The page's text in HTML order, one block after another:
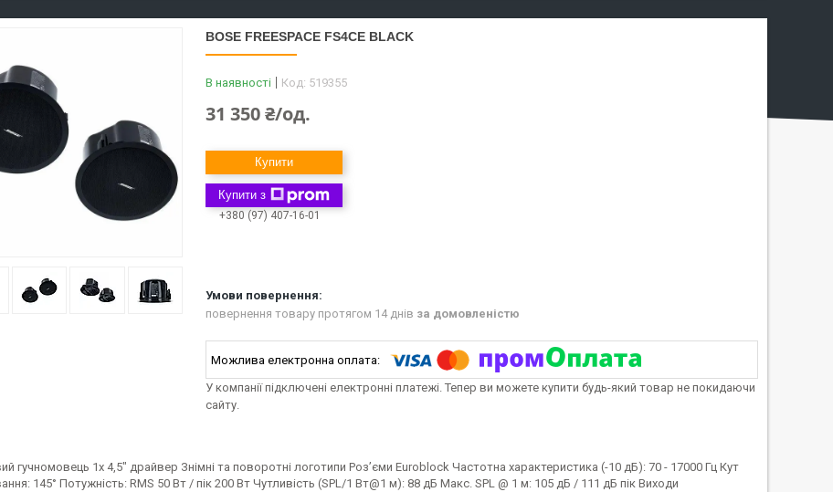
BOSE FREESPACE FS4CE BLACK
В наявності Код: 519355
31 350 ₴/од.
Купити
Купити з
+380 (97) 407-16-01
повернення товару протягом 14 днів за домовленістю
У компанії підключені електронні платежі. Тепер ви можете купити будь-який товар не покидаючи
сайту.
гучномовець 1x 4,5" драйвер Знімні та поворотні логотипи Роз’єми Euroblock Частотна характеристика (-10 дБ): 70 - 17000 Гц Кут
145° Потужність: RMS 50 Вт / пік 200 Вт Чутливість (SPL/1 Вт@1 м): 88 дБ Макс. SPL @ 1 м: 105 дБ / 111 дБ пік Виходи